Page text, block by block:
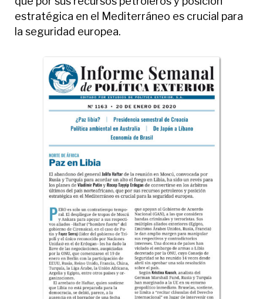
estratégica en el Mediterráneo es crucial para
la seguridad europea.